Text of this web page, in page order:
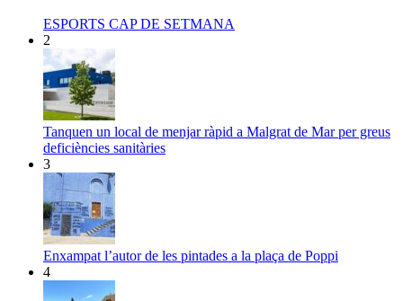
ESPORTS CAP DE SETMANA
2
Tanquen un local de menjar ràpid a Malgrat de Mar per greus
deficiències sanitàries
3
Enxampat l’autor de les pintades a la plaça de Poppi
4